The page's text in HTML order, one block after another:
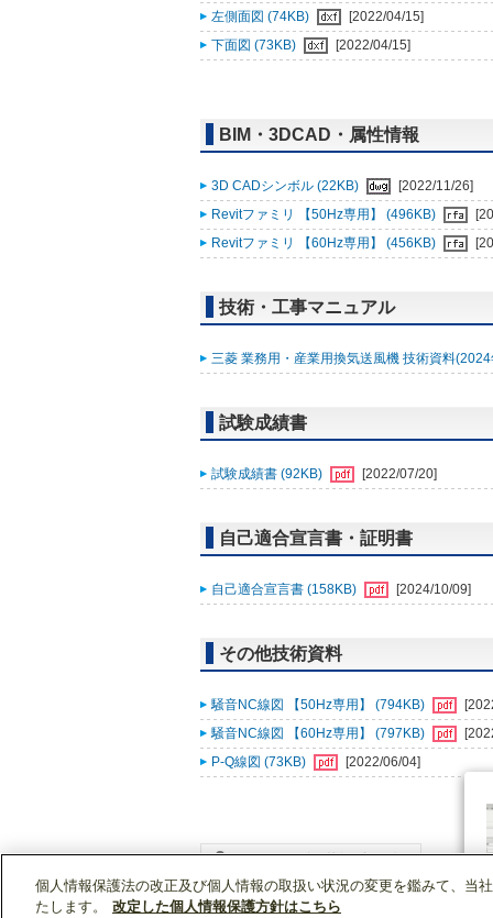
左側面図 (74KB)
[2022/04/15]
下面図 (73KB)
[2022/04/15]
BIM・3DCAD・属性情報
3D CADシンボル (22KB)
[2022/11/26]
Revitファミリ 【50Hz専用】 (496KB)
Revitファミリ 【60Hz専用】 (456KB)
技術・工事マニュアル
三菱 業務用・産業用換気送風機 技術資料
試験成績書
試験成績書 (92KB) [2022/07/20]
自己適合宣言書・証明書
自己適合宣言書 (158KB) [2024/10/09]
その他技術資料
騒音NC線図 【50Hz専用】 (794KB)
騒音NC線図 【60Hz専用】 (797KB)
P-Q線図 (73KB)
[2022/06/04]
WIN2Kトップ 製品情報
個人情報保護法の改正及び個人情報の取扱い状況の変更を鑑みて、当
たします。
改定した個人情報保護方針はこちら